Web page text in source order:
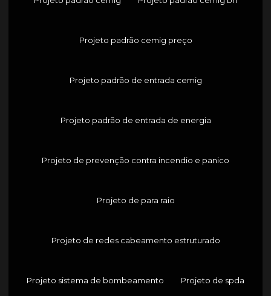
Projeto padrão cemig preço
Projeto padrão de entrada cemig
Projeto padrão de entrada de energia
Projeto de prevenção contra incendio e panico
Projeto de para raio
Projeto de redes cabeamento estruturado
Projeto sistema de bombeamento Projeto de spda